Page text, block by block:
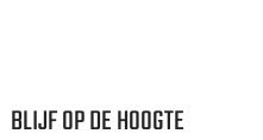
BLIJF OP DE HOOGTE